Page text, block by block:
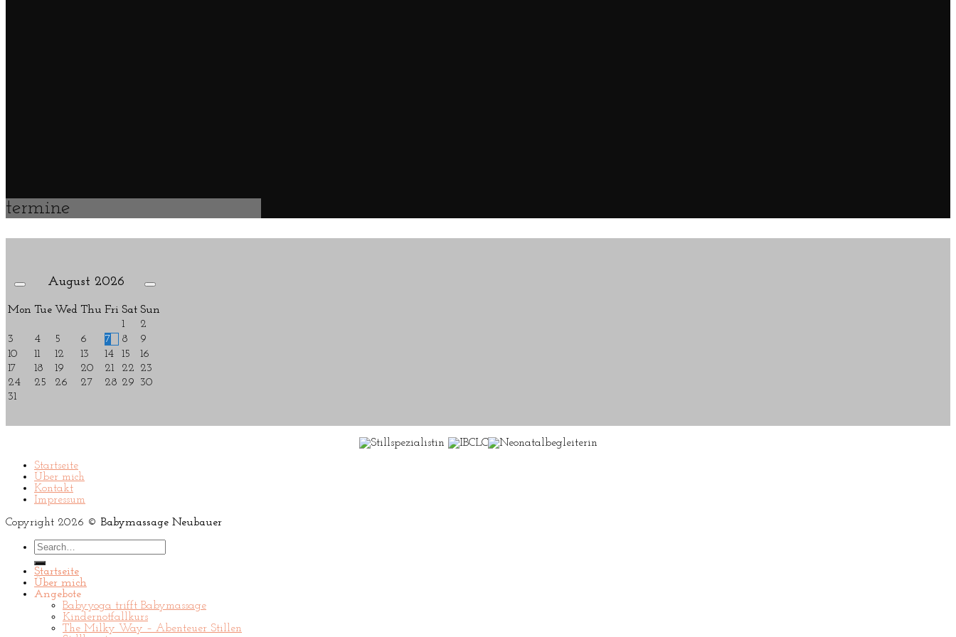
termine
August 2026
Mon Tue Wed Thu Fri Sat Sun
1
2
3
4 5 6 7 8
9
10
11 12 13 14 15
16
17
18 19 20 21 22
23
24
25 26 27 28 29
30
31
Startseite
Über mich
Kontakt
Impressum
Copyright 2026 © Babymassage Neubauer
Search
for:
Startseite
Über mich
Angebote
Babyyoga trifft Babymassage
Kindernotfallkurs
The Milky Way – Abenteuer Stillen